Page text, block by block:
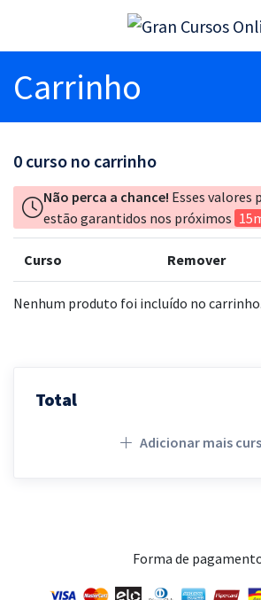
Carrinho
0 curso no carrinho
Não perca a chance! Esses valores
estão garantidos nos próximos
Curso Remover
Nenhum produto foi incluído no carrinho.
Total
Adicionar mais
Forma de